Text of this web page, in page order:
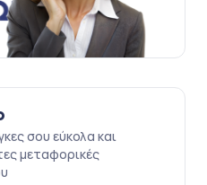
σου εύκολα και
μεταφορικές